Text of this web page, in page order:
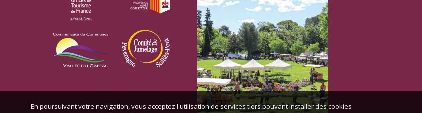
En poursuivant votre navigation, vous acceptez l'utilisation de services tiers pouvant installer des cookies